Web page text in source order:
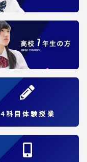
4科目体験授業